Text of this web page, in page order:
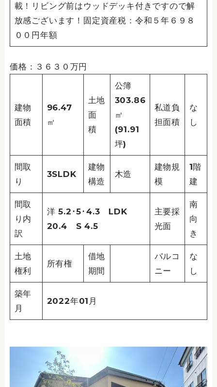
載！リビング前はウッドデッキ付きですので解
放感ございます！固定資産税：令和５年６９８
００円年額
価格：３６３０万円
建物
面積
96.47
㎡
土地
面
積
公簿
303.86
㎡
(91.91
坪)
私道負
担面積
な
し
間取
り
3SLDK
建物
構造
木造
建物規
模
1階
建
間取
り内
訳
洋 5.2･5･4.3 LDK
20.4 S 4.5
主要採
光面
南
向
き
土地
権利
所有権
借地
期間
バルコ
ニー
な
し
築年
月
2022年01月